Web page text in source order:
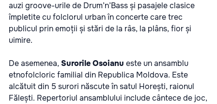
auzi groove-urile de Drum’n’Bass și pasajele clasice
împletite cu folclorul urban în concerte care trec
publicul prin emoții și stări de la râs, la plâns, fior și
uimire.
De asemenea, Surorile Osoianu este un ansamblu
etnofolcloric familial din Republica Moldova. Este
alcătuit din 5 surori născute în satul Horești, raionul
Fălești. Repertoriul ansamblului include cântece de joc,